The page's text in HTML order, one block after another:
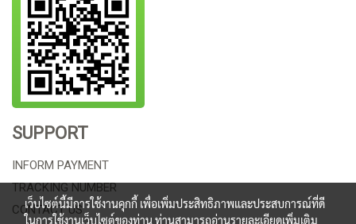
SUPPORT
INFORM PAYMENT
TRACKING NUMBER
CONTACT US
เว็บไซต์นี้มีการใช้งานคุกกี้ เพื่อเพิ่มประสิทธิภาพและประสบการณ์ที่ดี
ในการใช้งานเว็บไซต์ของท่าน ท่านสามารถอ่านรายละเอียดเพิ่มเติม